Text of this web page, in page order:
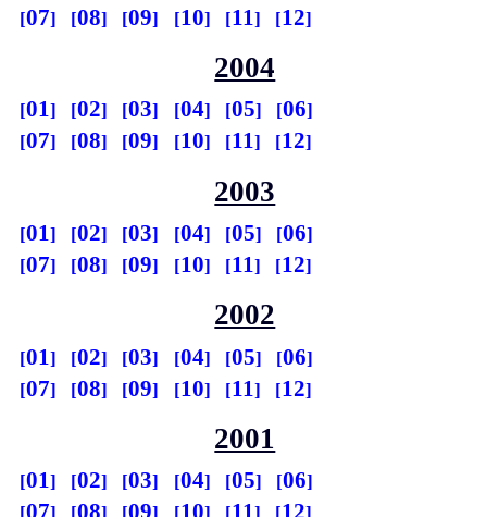
07
08 09 10 11 12
2004
01 02 03 04 05
06
07
08 09 10 11 12
2003
01 02 03 04 05
06
07
08 09 10 11 12
2002
01 02 03 04 05
06
07
08 09 10 11 12
2001
01 02 03 04 05
06